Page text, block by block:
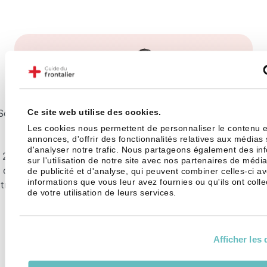
Ce site web utilise des cookies.
Les cookies nous permettent de personnaliser le contenu
annonces, d'offrir des fonctionnalités relatives aux médias
d'analyser notre trafic. Nous partageons également des
sur l'utilisation de notre site avec nos partenaires de
de publicité et d'analyse, qui peuvent combiner celles-ci
informations que vous leur avez fournies ou qu'ils ont
de votre utilisation de leurs services.
Afficher les
un 3ème pilier est un bon moyen d’épargner sur
long terme, y compris lorsqu’on est frontalier. En plus de
posséder un complément de revenus en amont du 1er et
2ème pilier suisse, le 3ème pilier permet (sous conditions)
de retirer ses avoirs en anticipé pour devenir propriétaire,
travailleur indépendant ou encore pour mettre ses proches
à l’abri. Qu’importe la raison, il est essentiel d’être
accompagné par un expert pour choisir l'offre qui